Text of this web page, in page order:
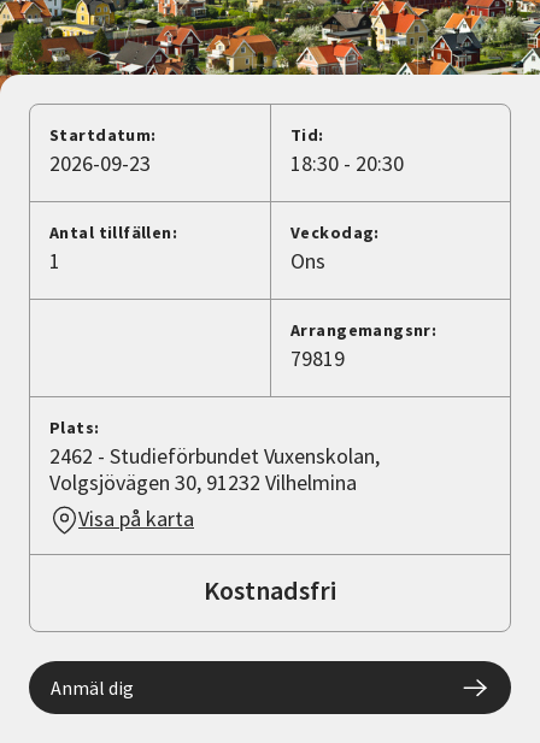
Nyheter
Lyssna
Startdatum:
2026-09-23
Tid:
18:30 - 20:30
Antal tillfällen:
1
Veckodag:
Ons
Arrangemangsnr:
79819
Plats:
2462 - Studieförbundet Vuxenskolan,
Volgsjövägen 30, 91232 Vilhelmina
Visa på karta
Kostnadsfri
Anmäl dig